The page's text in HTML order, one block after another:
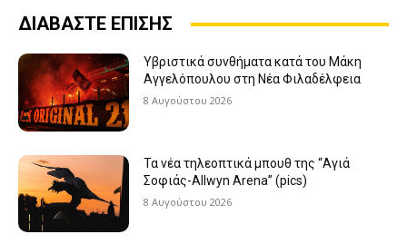
ΔΙΑΒΑΣΤΕ ΕΠΙΣΗΣ
Υβριστικά συνθήματα κατά του Μάκη
Αγγελόπουλου στη Νέα Φιλαδέλφεια
8 Αυγούστου 2026
Τα νέα τηλεοπτικά μπουθ της “Αγιά
Σοφιάς-Allwyn Arena” (pics)
8 Αυγούστου 2026